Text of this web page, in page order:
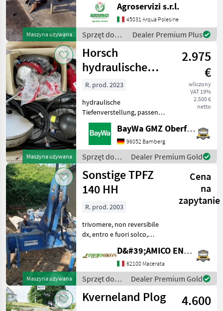
Maszyna używana
Ruota: DI PROFONDITÀ
Versoi: FERRO Corpi: 2
Condizioni: DISCRETE
Sprzęt do uprawy roli Pługi
Agroservizi s.r.l.
45031 Arquà Polesine
Sprzęt do
uprawy roli /
Sonstige
Dealer Premium Plus
Maszyna używana
Horsch
hydraulische
Tiefenverstellung
2.975
€
wliczony
VAT 19%
2.500 €
netto
R. prod. 2023
hydraulische
Tiefenverstellung, passend
zu Horsch Joker 5 CT,
Baujahr 2023Diese
Maschine wird auf www.ab-
auction.com versteigert.
Sprzęt do uprawy roli Inny
sprzęt do
BayWa GMZ Oberfranken
96052 Bamberg
Sprzęt do
uprawy roli /
Horsch
Dealer Premium Gold
Maszyna używana
Sonstige TPFZ
140 HH
Cena
na
zapytanie
R. prod. 2003
trivomere, non reversibile
dx, entro e fuori solco,
avanvomeri a disco, peso:
do uprawy roli Pługi
D&#39;AMICO ENGLES SRL
62100 Macerata
Sprzęt do
uprawy roli /
Corma
Dealer Premium Gold
Kverneland Plog
4.600